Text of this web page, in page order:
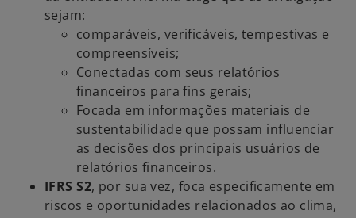
sejam:
comparáveis, verificáveis, tempestivas e
compreensíveis;
Conectadas com seus relatórios
financeiros para fins gerais;
Focada em informações materiais de
sustentabilidade que possam influenciar
as decisões dos principais usuários de
relatórios financeiros.
IFRS S2, por sua vez, foca especificamente em
riscos e oportunidades relacionados ao clima,